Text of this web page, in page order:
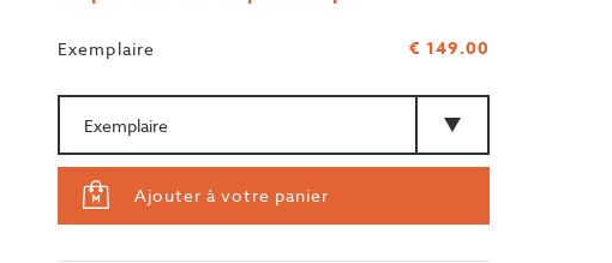
Exemplaire
€ 149.00
Ajouter à votre panier